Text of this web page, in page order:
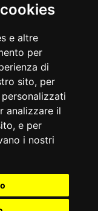
e altre
per
di
sito, per
analizzare il
e per
i nostri